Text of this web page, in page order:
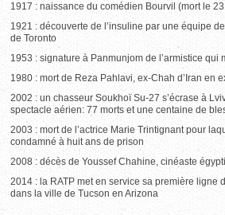
1917 : naissance du comédien Bourvil (mort le
1921 : découverte de l’insuline par une équipe
de Toronto
1953 : signature à Panmunjom de l’armistice qui
1980 : mort de Reza Pahlavi, ex-Chah d’Iran en
2002 : un chasseur Soukhoï Su-27 s’écrase à
spectacle aérien: 77 morts et une centaine de
2003 : mort de l’actrice Marie Trintignant pour
condamné à huit ans de prison
2008 : décès de Youssef Chahine, cinéaste
2014 : la RATP met en service sa première ligne
dans la ville de Tucson en Arizona